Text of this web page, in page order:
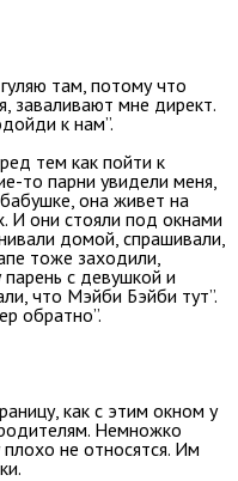
там, потому что
заваливают мне директ.
к нам”.
тем как пойти к
то парни увидели меня,
она живет на
И они стояли под окнами
домой, спрашивали,
тоже заходили,
с девушкой и
что Мэйби Бэйби тут”.
обратно”.
как с этим окном у
Немножко
не относятся. Им